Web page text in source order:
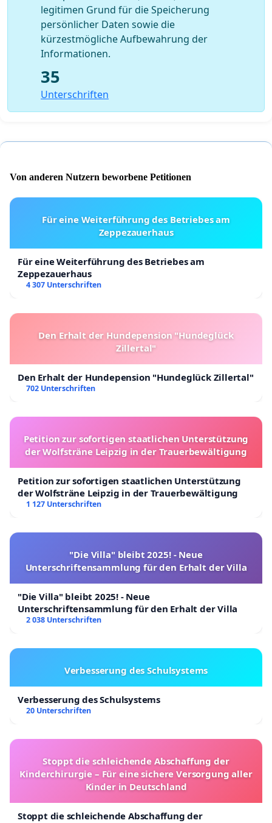
legitimen Grund für die Speicherung
persönlicher Daten sowie die
kürzestmögliche Aufbewahrung der
Informationen.
35
Unterschriften
Von anderen Nutzern beworbene Petitionen
Für eine Weiterführung des Betriebes am
Zeppezauerhaus
Für eine Weiterführung des Betriebes am
Zeppezauerhaus
4 307 Unterschriften
Den Erhalt der Hundepension "Hundeglück
Zillertal"
Den Erhalt der Hundepension "Hundeglück Zillertal"
702 Unterschriften
Petition zur sofortigen staatlichen Unterstützung
der Wolfsträne Leipzig in der Trauerbewältigung
Petition zur sofortigen staatlichen Unterstützung
der Wolfsträne Leipzig in der Trauerbewältigung
1 127 Unterschriften
"Die Villa" bleibt 2025! - Neue
Unterschriftensammlung für den Erhalt der Villa
"Die Villa" bleibt 2025! - Neue
Unterschriftensammlung für den Erhalt der Villa
2 038 Unterschriften
Verbesserung des Schulsystems
Verbesserung des Schulsystems
20 Unterschriften
Stoppt die schleichende Abschaffung der
Kinderchirurgie – Für eine sichere Versorgung aller
Kinder in Deutschland
Stoppt die schleichende Abschaffung der